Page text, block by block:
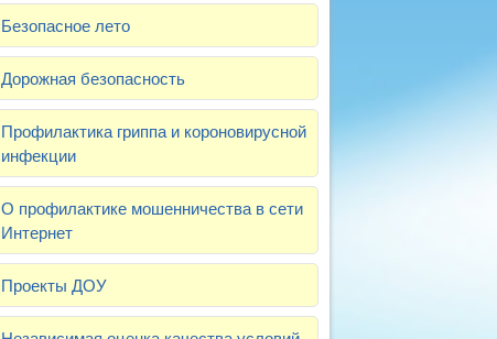
Безопасное лето
Дорожная безопасность
Профилактика гриппа и короновирусной
инфекции
О профилактике мошенничества в сети
Интернет
Проекты ДОУ